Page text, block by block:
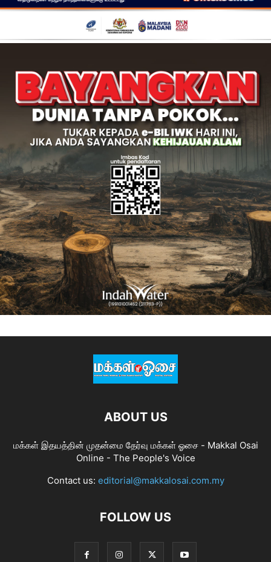
ABOUT US
மக்கள் இதயத்தின் முதன்மை தேர்வு மக்கள் ஓசை - Makkal Osai
Online - The People's Voice
Contact us: editorial@makkalosai.com.my
FOLLOW US